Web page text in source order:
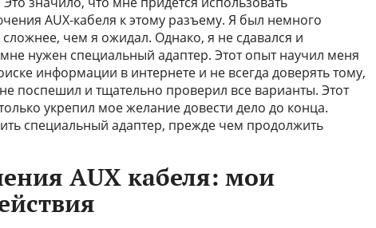
AUX-кабеля к этому разъему. Я был немного
чем я ожидал. Однако, я не сдавался и
нужен специальный адаптер. Этот опыт научил меня
информации в интернете и не всегда доверять тому,
поспешил и тщательно проверил все варианты. Этот
укрепил мое желание довести дело до конца.
специальный адаптер, прежде чем продолжить
AUX кабеля: мои